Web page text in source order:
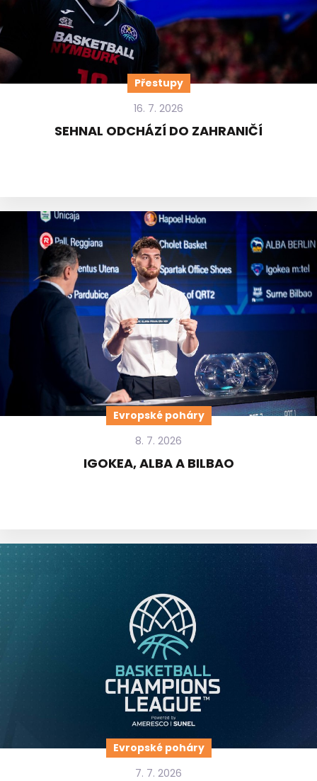
Přestupy
16. 7. 2026
SEHNAL ODCHÁZÍ DO ZAHRANIČÍ
Evropské poháry
8. 7. 2026
IGOKEA, ALBA A BILBAO
Evropské poháry
7. 7. 2026